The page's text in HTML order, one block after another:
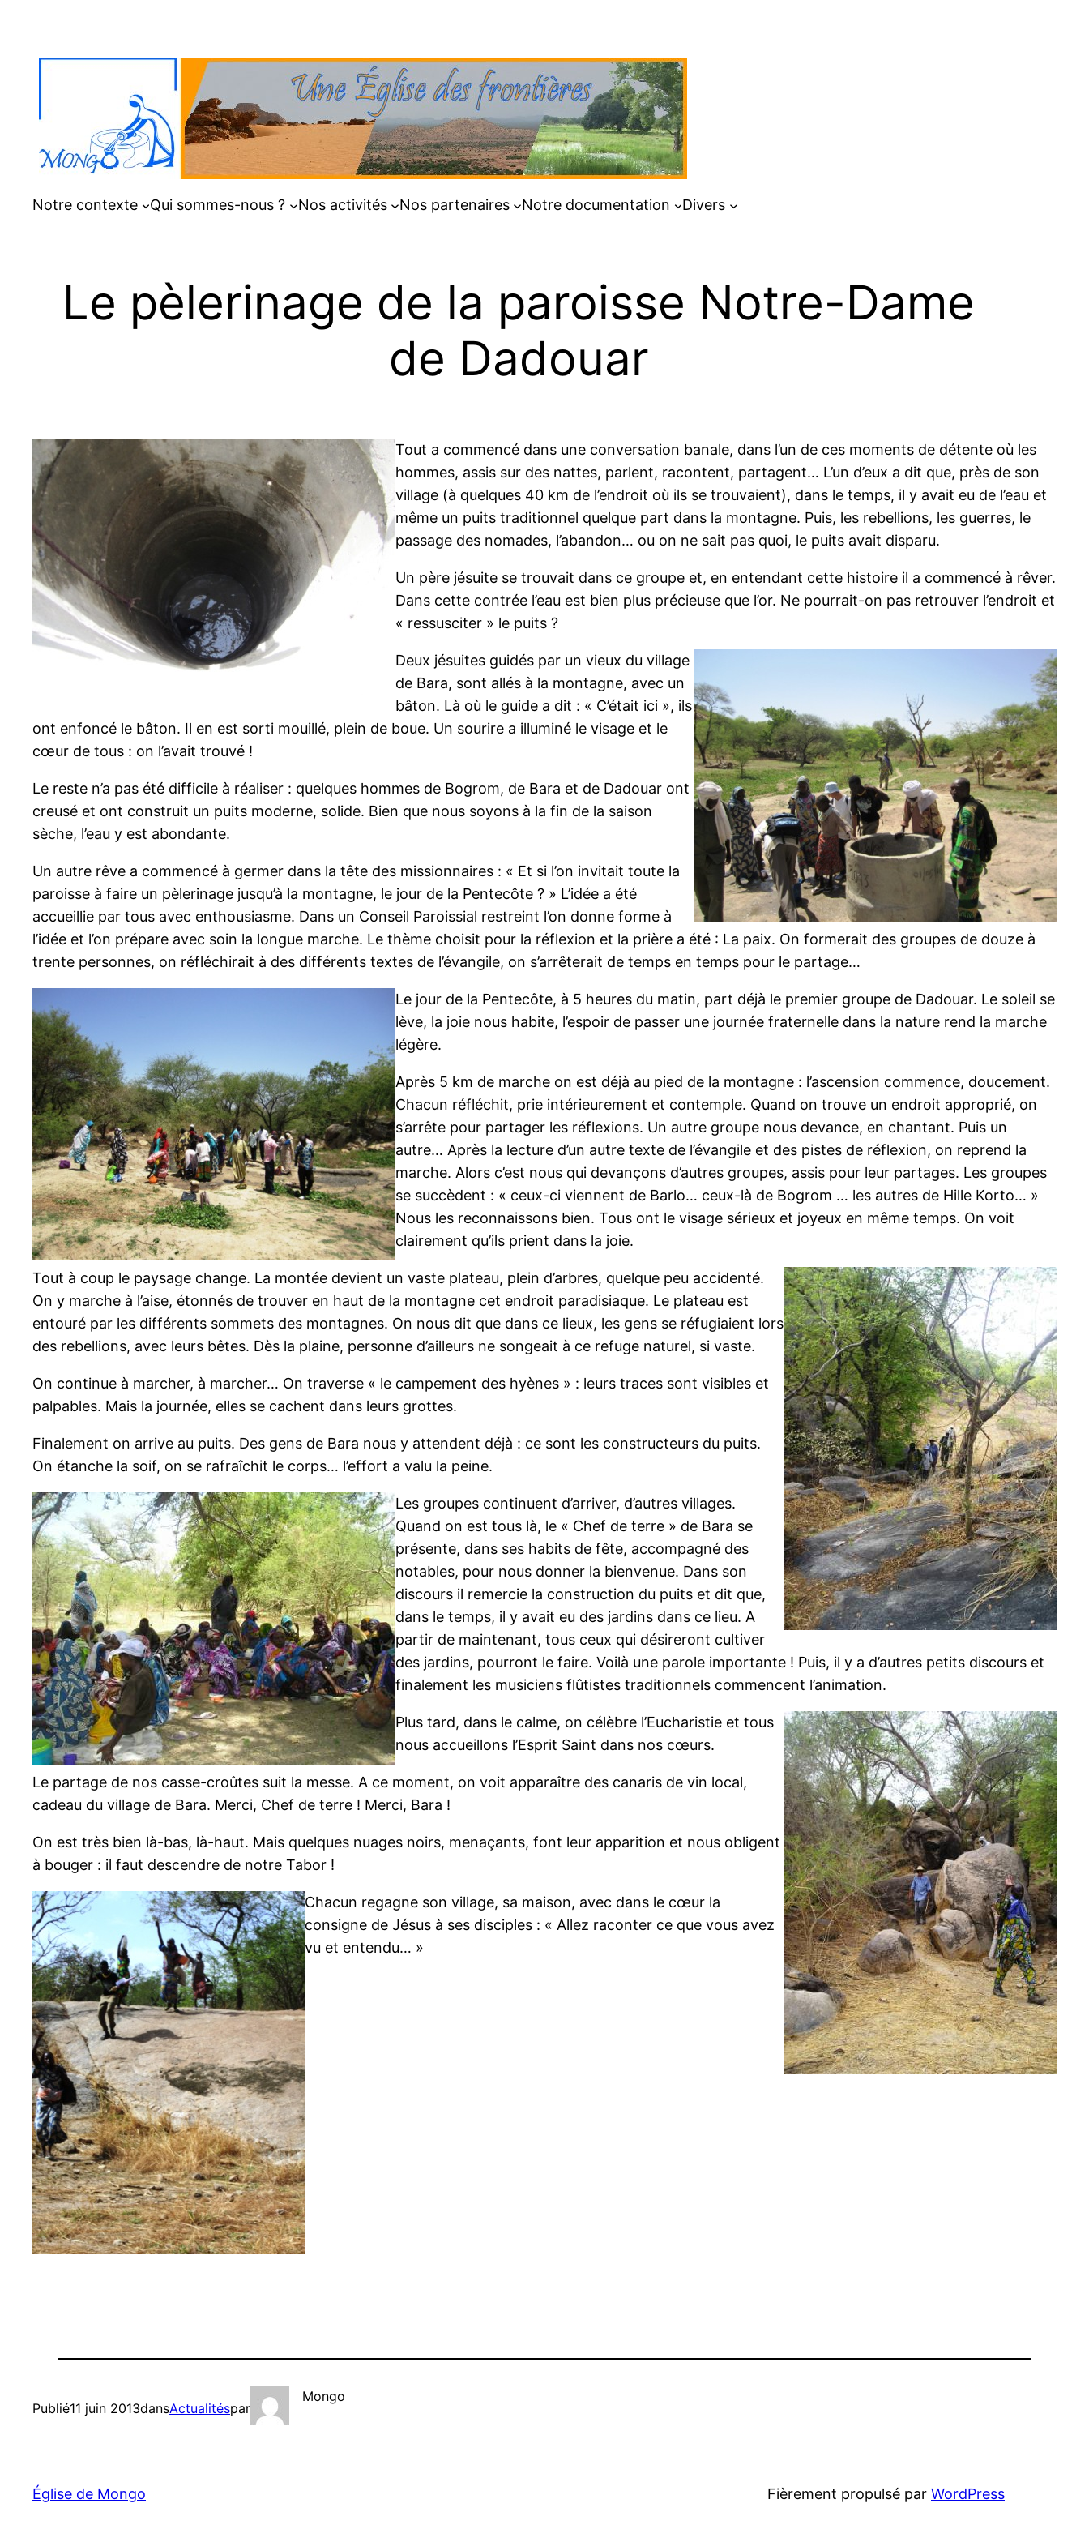
contenu
Notre contexte Qui sommes-nous ? Nos activités Nos partenaires Notre documentation Divers
Le pèlerinage de la paroisse Notre-Dame
de Dadouar
Tout a commencé dans une conversation banale, dans l’un de ces moments de détente où les
hommes, assis sur des nattes, parlent, racontent, partagent… L’un d’eux a dit que, près de son
village (à quelques 40 km de l’endroit où ils se trouvaient), dans le temps, il y avait eu de l’eau et
même un puits traditionnel quelque part dans la montagne. Puis, les rebellions, les guerres, le
passage des nomades, l’abandon… ou on ne sait pas quoi, le puits avait disparu.
Un père jésuite se trouvait dans ce groupe et, en entendant cette histoire il a commencé à rêver.
Dans cette contrée l’eau est bien plus précieuse que l’or. Ne pourrait-on pas retrouver l’endroit et
« ressusciter » le puits ?
Deux jésuites guidés par un vieux du village
de Bara, sont allés à la montagne, avec un
bâton. Là où le guide a dit : « C’était ici », ils
ont enfoncé le bâton. Il en est sorti mouillé, plein de boue. Un sourire a illuminé le visage et le
cœur de tous : on l’avait trouvé !
Le reste n’a pas été difficile à réaliser : quelques hommes de Bogrom, de Bara et de Dadouar ont
creusé et ont construit un puits moderne, solide. Bien que nous soyons à la fin de la saison
sèche, l’eau y est abondante.
Un autre rêve a commencé à germer dans la tête des missionnaires : « Et si l’on invitait toute la
paroisse à faire un pèlerinage jusqu’à la montagne, le jour de la Pentecôte ? » L’idée a été
accueillie par tous avec enthousiasme. Dans un Conseil Paroissial restreint l’on donne forme à
l’idée et l’on prépare avec soin la longue marche. Le thème choisit pour la réflexion et la prière a été : La paix. On formerait des groupes de douze à
trente personnes, on réfléchirait à des différents textes de l’évangile, on s’arrêterait de temps en temps pour le partage…
Le jour de la Pentecôte, à 5 heures du matin, part déjà le premier groupe de Dadouar. Le soleil se
lève, la joie nous habite, l’espoir de passer une journée fraternelle dans la nature rend la marche
légère.
Après 5 km de marche on est déjà au pied de la montagne : l’ascension commence, doucement.
Chacun réfléchit, prie intérieurement et contemple. Quand on trouve un endroit approprié, on
s’arrête pour partager les réflexions. Un autre groupe nous devance, en chantant. Puis un
autre… Après la lecture d’un autre texte de l’évangile et des pistes de réflexion, on reprend la
marche. Alors c’est nous qui devançons d’autres groupes, assis pour leur partages. Les groupes
se succèdent : « ceux-ci viennent de Barlo… ceux-là de Bogrom … les autres de Hille Korto… »
Nous les reconnaissons bien. Tous ont le visage sérieux et joyeux en même temps. On voit
clairement qu’ils prient dans la joie.
Tout à coup le paysage change. La montée devient un vaste plateau, plein d’arbres, quelque peu accidenté.
On y marche à l’aise, étonnés de trouver en haut de la montagne cet endroit paradisiaque. Le plateau est
entouré par les différents sommets des montagnes. On nous dit que dans ce lieux, les gens se réfugiaient lors
des rebellions, avec leurs bêtes. Dès la plaine, personne d’ailleurs ne songeait à ce refuge naturel, si vaste.
On continue à marcher, à marcher… On traverse « le campement des hyènes » : leurs traces sont visibles et
palpables. Mais la journée, elles se cachent dans leurs grottes.
Finalement on arrive au puits. Des gens de Bara nous y attendent déjà : ce sont les constructeurs du puits.
On étanche la soif, on se rafraîchit le corps… l’effort a valu la peine.
Les groupes continuent d’arriver, d’autres villages.
Quand on est tous là, le « Chef de terre » de Bara se
présente, dans ses habits de fête, accompagné des
notables, pour nous donner la bienvenue. Dans son
discours il remercie la construction du puits et dit que,
dans le temps, il y avait eu des jardins dans ce lieu. A
partir de maintenant, tous ceux qui désireront cultiver
des jardins, pourront le faire. Voilà une parole importante ! Puis, il y a d’autres petits discours et
finalement les musiciens flûtistes traditionnels commencent l’animation.
Plus tard, dans le calme, on célèbre l’Eucharistie et tous
nous accueillons l’Esprit Saint dans nos cœurs.
Le partage de nos casse-croûtes suit la messe. A ce moment, on voit apparaître des canaris de vin local,
cadeau du village de Bara. Merci, Chef de terre ! Merci, Bara !
On est très bien là-bas, là-haut. Mais quelques nuages noirs, menaçants, font leur apparition et nous obligent
à bouger : il faut descendre de notre Tabor !
Chacun regagne son village, sa maison, avec dans le cœur la
consigne de Jésus à ses disciples : « Allez raconter ce que vous avez
vu et entendu… »
Publié11 juin 2013dansActualitéspar
Mongo
Église de Mongo Fièrement propulsé par WordPress